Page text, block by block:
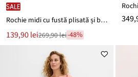
SALE
Rochie midi cu fustă plisată și broderie cu paiete
Noul
preț
139,90 lei
Reducere269,90 lei-48%